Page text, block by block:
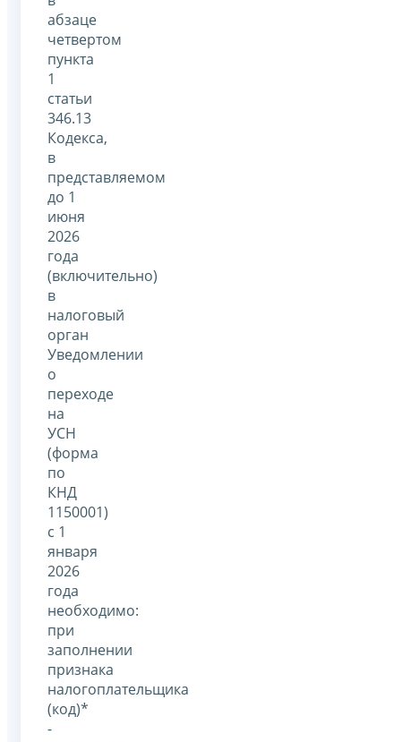
абзаце
четвертом
пункта
1
статьи
346.13
Кодекса,
в
представляемом
до 1
июня
2026
года
(включительно)
в
налоговый
орган
Уведомлении
о
переходе
на
УСН
(форма
по
КНД
1150001)
с 1
января
2026
года
необходимо:
при
заполнении
признака
налогоплательщика
(код)*
-